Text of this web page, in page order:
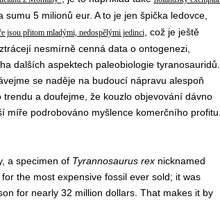
5 milionů eur. A to je jen špička ledovce,
jsou přitom mladými, nedospělými jedinci, což je ještě
nesmírně cenná data o ontogenezi,
dalších aspektech paleobiologie tyranosauridů.
se naděje na budoucí nápravu alespoň
a doufejme, že kouzlo objevování dávno
míře podrobováno myšlence komerčního
a specimen of Tyrannosaurus rexnicknamed
for the most expensive fossil ever sold; it was
for nearly 32 million dollars. That makes it by